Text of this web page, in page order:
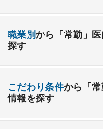
内科系
一般内科 呼吸器内科
老人内科
職業別から「常勤」
探す
こだわり条件から「
情報を探す